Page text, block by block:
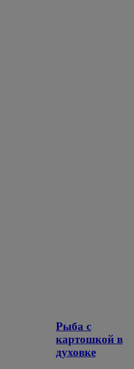
Рыба с
картошкой в
духовке